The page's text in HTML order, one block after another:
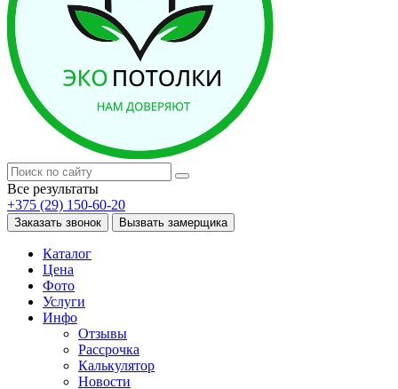
Все результаты
+375 (29) 150-60-20
Заказать звонок Вызвать замерщика
Каталог
Цена
Фото
Услуги
Инфо
Отзывы
Рассрочка
Калькулятор
Новости